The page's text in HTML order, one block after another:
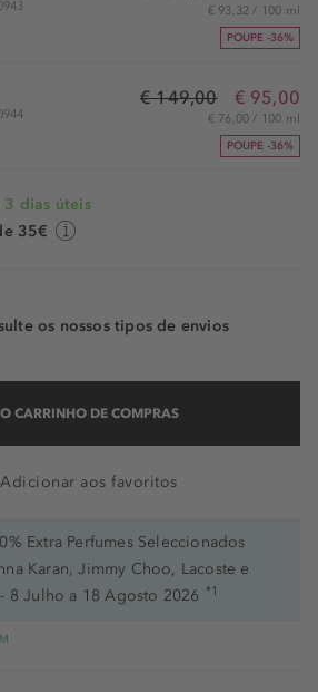
€ 93,32 / 100 ml
POUPE -36%
€ 149,00 € 95,00
€ 76,00 / 100 ml
POUPE -36%
3 dias úteis
35€
os nossos tipos de envios
CARRINHO DE COMPRAS
Adicionar aos favoritos
Extra Perfumes Seleccionados
Karan, Jimmy Choo, Lacoste e
8 Julho a 18 Agosto 2026 *1